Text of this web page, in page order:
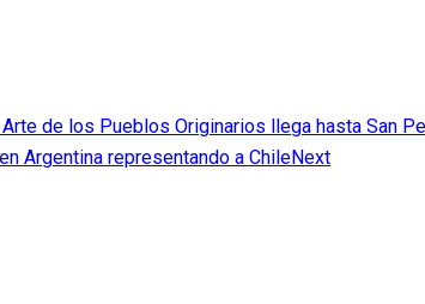
de los Pueblos Originarios llega hasta San
Argentina representando a ChileNext